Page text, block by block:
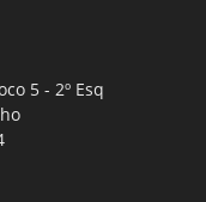
5 - 2º Esq